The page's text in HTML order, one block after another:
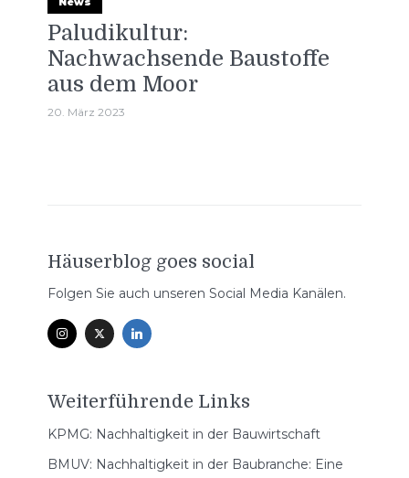
Paludikultur:
Nachwachsende Baustoffe
aus dem Moor
20. März 2023
Häuserblog goes social
Folgen Sie auch unseren Social Media Kanälen.
Weiterführende Links
KPMG: Nachhaltigkeit in der Bauwirtschaft
BMUV: Nachhaltigkeit in der Baubranche: Eine